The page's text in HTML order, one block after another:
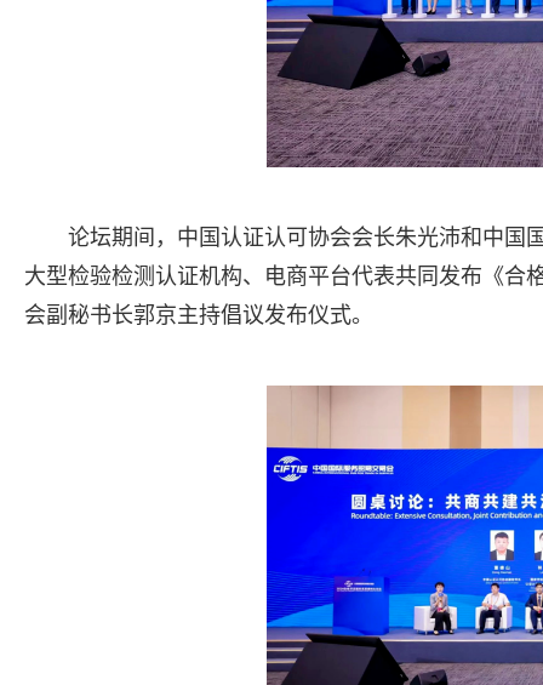
论坛期间，中国认证认可协会会长朱光沛和中国
大型检验检测认证机构、电商平台代表共同发布《合
会副秘书长郭京主持倡议发布仪式。